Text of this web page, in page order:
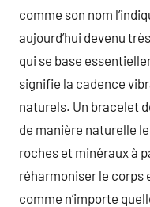
comme son nom
aujourd’hui devenu
qui se base
signifie la cadence
naturels. Un bracelet
de manière naturelle
roches et minéraux à
réharmoniser le corps
comme n’importe